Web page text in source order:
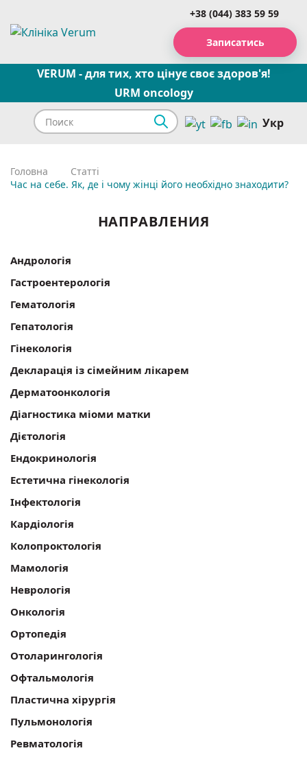
+38 (044) 383 59 59
Записатись
VERUM - для тих, хто цінує своє здоров'я!
URM oncology
Укр
Головна
Статті
Час на себе. Як, де і чому жінці його необхідно знаходити?
НАПРАВЛЕНИЯ
Андрологія
Гастроентерологія
Гематологія
Гепатологія
Гінекологія
Декларація із сімейним лікарем
Дерматоонкологія
Діагностика міоми матки
Дієтологія
Ендокринологія
Естетична гінекологія
Інфектологія
Кардіологія
Колопроктологія
Мамологія
Неврологія
Онкологія
Ортопедія
Отоларингологія
Офтальмологія
Пластична хірургія
Пульмонологія
Ревматологія